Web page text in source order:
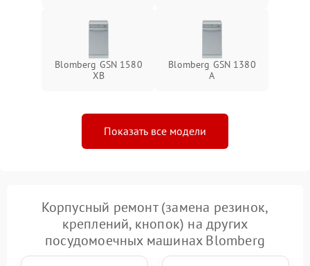
Blomberg GSN 1580
XB
Blomberg GSN 1380
A
Показать все модели
Корпусный ремонт (замена резинок,
креплений, кнопок) на других
посудомоечных машинах Blomberg